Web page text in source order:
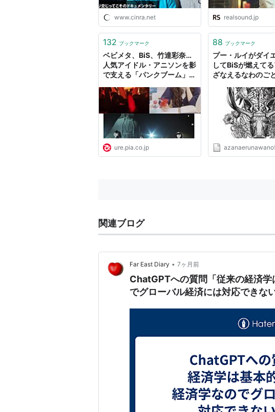
www.cinra.net realsound.jp
132 ブックマーク
ベビメタ、BiS、竹達彩奈…
人気アイドル・アニソンを影
で支える「パンクブーム」の
ure.pia.co.jp
88 ブックマーク
プー・ルイがダイ
してBiSが燃えて
ざなえるなわのご
関連ブログ
Far East Diary • 7ヶ月前
ChatGPTへの質問「従来の経済
でグローバル経済には対応できな